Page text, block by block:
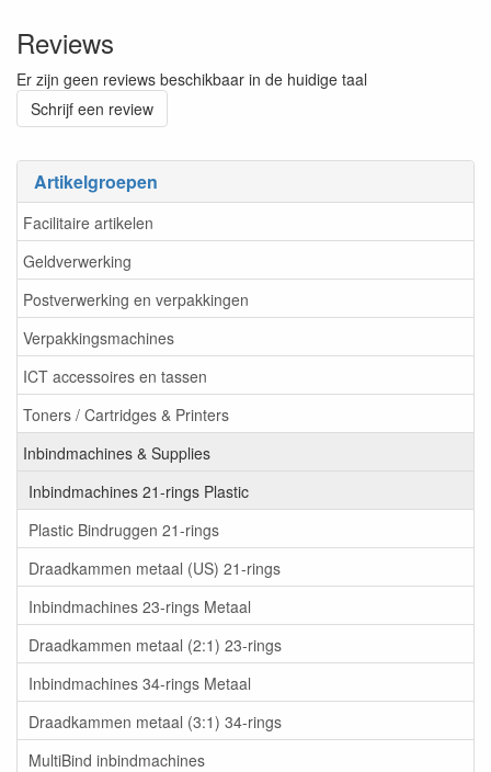
Artikelgroepen
Facilitaire artikelen
Geldverwerking
Postverwerking en verpakkingen
Verpakkingsmachines
ICT accessoires en tassen
Toners / Cartridges & Printers
Inbindmachines & Supplies
Inbindmachines 21-rings Plastic
Plastic Bindruggen 21-rings
Draadkammen metaal (US) 21-rings
Inbindmachines 23-rings Metaal
Draadkammen metaal (2:1) 23-rings
Inbindmachines 34-rings Metaal
Draadkammen metaal (3:1) 34-rings
MultiBind inbindmachines
Reviews
Er zijn geen reviews beschikbaar in de huidige taal
Schrijf een review